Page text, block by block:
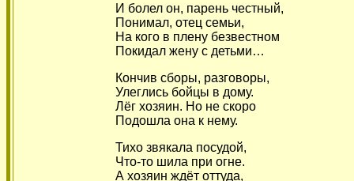
И болел он, парень честный,
Понимал, отец семьи,
На кого в плену безвестном
Покидал жену с детьми…
Кончив сборы, разговоры,
Улеглись бойцы в дому.
Лёг хозяин. Но не скоро
Подошла она к нему.
Тихо звякала посудой,
Что-то шила при огне.
А хозяин ждёт оттуда,